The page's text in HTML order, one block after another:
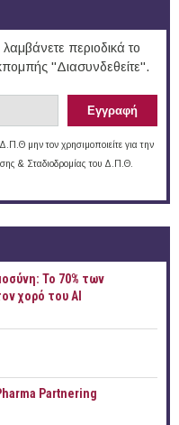
περιοδικά το
"Διασυνδεθείτε".
μην τον χρησιμοποιείτε για την
& Σταδιοδρομίας του Δ.Π.Θ.
Το 70% των
χορό του AI
Partnering